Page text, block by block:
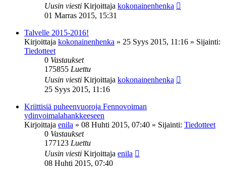
Uusin viesti Kirjoittaja kokonainenhenka
01 Marras 2015, 15:31
Talvelle 2015-2016!
Kirjoittaja kokonainenhenka » 25 Syys 2015, 11:16 » Sijainti:
Tiedotteet
0 Vastaukset
175855 Luettu
Uusin viesti Kirjoittaja kokonainenhenka
25 Syys 2015, 11:16
Kriittisiä puheenvuoroja Fennovoiman
ydinvoimalahankkeeseen
Kirjoittaja enila » 08 Huhti 2015, 07:40 » Sijainti: Tiedotteet
0 Vastaukset
177123 Luettu
Uusin viesti Kirjoittaja enila
08 Huhti 2015, 07:40